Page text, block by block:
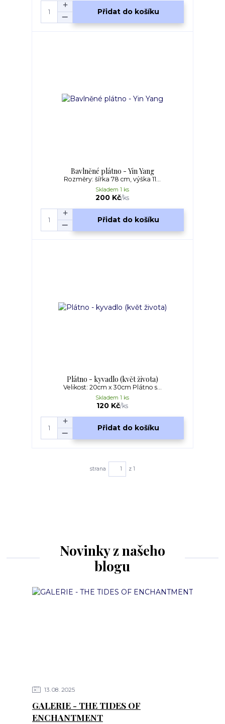
Přidat do košíku
Bavlněné plátno - Yin Yang
Rozměry: šířka 78 cm, výška 11...
200 Kč/ks
Skladem 1 ks
Přidat do košíku
Plátno - kyvadlo (květ života)
Velikost: 20cm x 30cm Plátno s...
120 Kč/ks
Skladem 1 ks
Přidat do košíku
strana z 1
Novinky z našeho
blogu
13 08 2025
GALERIE - THE TIDES OF
ENCHANTMENT